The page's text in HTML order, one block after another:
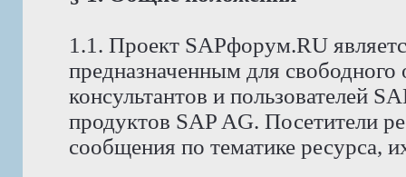
1.1. Проект SAPфорум.RU
предназначенным для
консультантов и пользователей
продуктов SAP AG. Посетители
сообщения по тематике ресурса,